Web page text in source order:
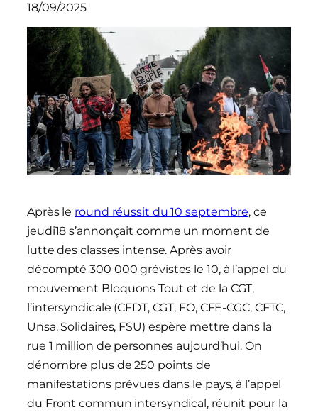
18/09/2025
Après le round réussit du 10 septembre, ce
jeudi18 s’annonçait comme un moment de
lutte des classes intense. Après avoir
décompté 300 000 grévistes le 10, à l’appel du
mouvement Bloquons Tout et de la CGT,
l’intersyndicale (CFDT, CGT, FO, CFE-CGC, CFTC,
Unsa, Solidaires, FSU) espère mettre dans la
rue 1 million de personnes aujourd’hui. On
dénombre plus de 250 points de
manifestations prévues dans le pays, à l’appel
du Front commun intersyndical, réunit pour la